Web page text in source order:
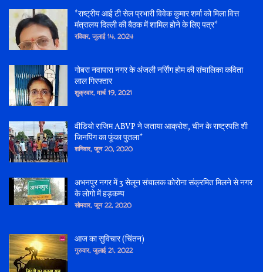
*राष्ट्रीय आई टी सेल प्रभारी विवेक कुमार शर्मा को मिला वित्त
मंत्रालय दिल्ली की बैठक में शामिल होने के लिए पत्र*
रविवार, जुलाई 14, 2024
गोबरा नवापारा नगर के अंजली नर्सिंग होम की संचालिका कविता
लाल गिरफ्तार
शुक्रवार, मार्च 19, 2021
वीडियो राजिम ABVP ने जताया आक्रोश, चीन के राष्ट्रपति शी
जिनपिंग का फूंका पुतला*
शनिवार, जून 20, 2020
अभनपुर नगर में 3 सेलून संचालक कोरोना संक्रमित मिलने से नगर
के लोगो में हड़कम्प
सोमवार, जून 22, 2020
आज का सुविचार (चिंतन)
गुरुवार, जुलाई 21, 2022